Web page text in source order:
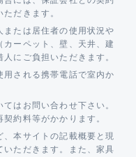
だきます。
たは居住者の使用状況や
ーペット、壁、天井、建
にご負担いただきます。
される携帯電話で室内か
はお問い合わせ下さい。
約料等がかかります。
本サイトの記載概要と現
ただきます。また、家具